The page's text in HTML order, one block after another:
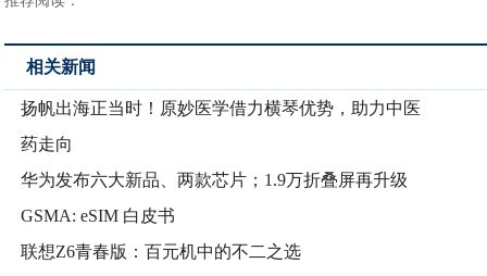
相关新闻
扬帆出海正当时！原妙医学借力横琴优势，助力中医
药走向
华为发布六大新品、两款芯片；1.9万折叠屏再升级
GSMA: eSIM 白皮书
联想Z6青春版：百元机中的不二之选